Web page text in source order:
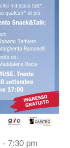
- 7:30 pm